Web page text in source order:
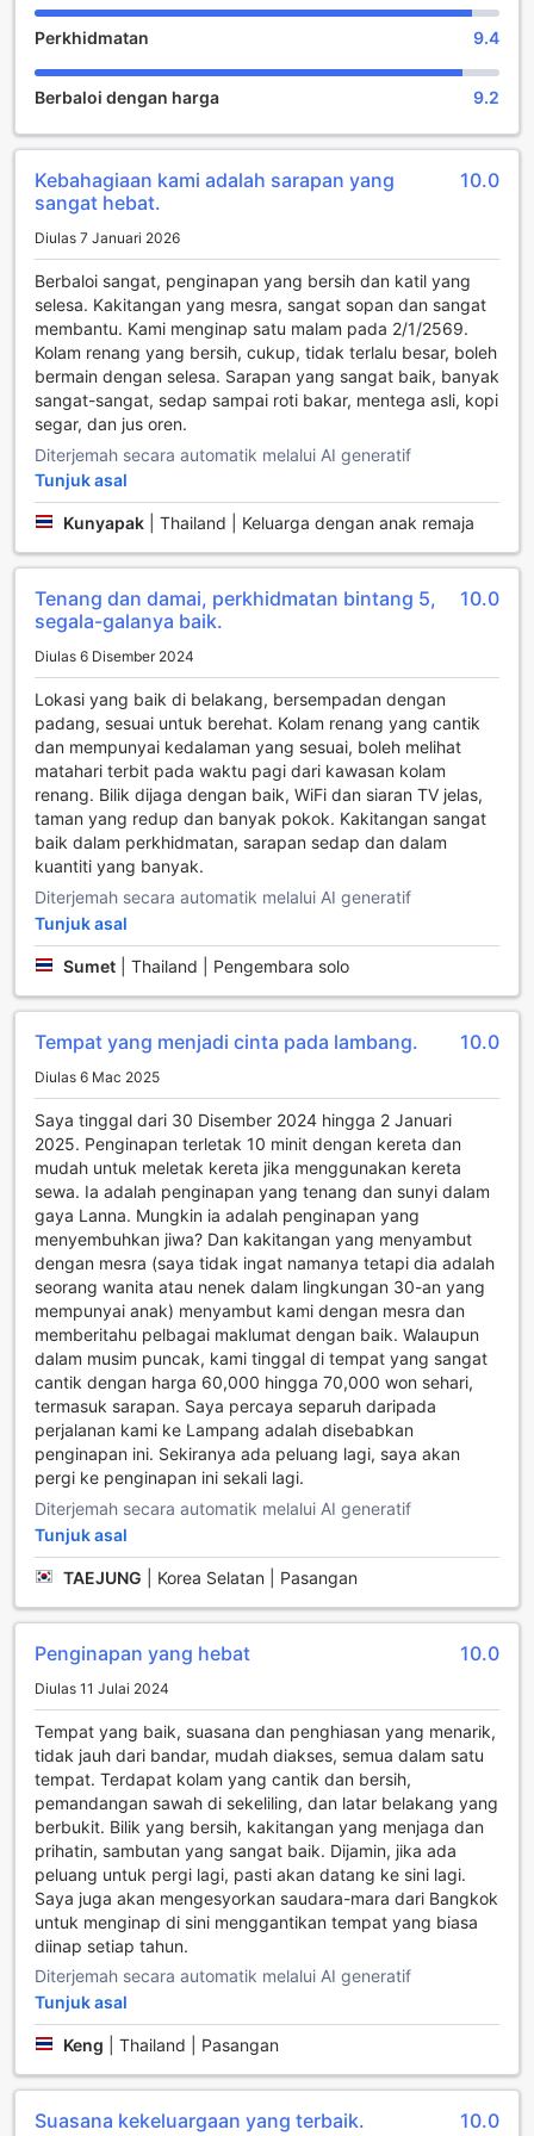
Baan Suchadaa Lampang Resort menawarkan pelbagai
kemudahan hiburan yang direka untuk memastikan setiap
pengunjung menikmati pengalaman yang tidak terlupakan.
Salah satu tarikan utama resort ini adalah bar yang
kreatif. Di sini, anda boleh bersantai sambil menikmati
suasana yang tenang dan beramah mesra dengan
pengunjung lain. Bar ini merupakan tempat yang ideal
untuk memulakan malam anda sebelum meneruskan
dengan aktiviti lain di sekitar resort.
Selain itu, resort ini juga dilengkapi dengan salon yang
menawarkan pelbagai perkhidmatan kecantikan untuk
membantu anda merasa segar dan berseri. Anda boleh
mendapatkan rawatan yang menenangkan setelah
seharian menjelajahi keindahan Lampang. Untuk mereka
yang ingin bersantai, ruang lounge bersama dan kawasan
TV menyediakan tempat yang selesa untuk berkumpul dan
menikmati filem atau rancangan kegemaran. Dengan
taman yang indah mengelilingi kawasan ini, anda boleh
menikmati suasana alam sambil bersantai di luar. Semua
kemudahan ini menjadikan Baan Suchadaa Lampang
Resort pilihan tepat bagi mereka yang mencari
pengalaman penginapan yang penuh dengan hiburan dan
Kemudahan Sukan di Baan Suchadaa Lampang Resort
sukan yang memukau dengan kemudahan luar biasa yang
pasti akan memikat hati para pengunjung. Salah satu
tarikan utama resort ini adalah kolam renang luar yang luas,
di mana tetamu boleh menikmati waktu bersantai sambil
merasai kesegaran air. Kolam renang ini dikelilingi oleh
pemandangan yang menenangkan, menjadikannya tempat
yang sempurna untuk beristirahat selepas seharian
menerokai keindahan Lampang.
Di samping itu, terdapat bar tepi kolam yang menawarkan
pelbagai minuman segar dan koktel yang menyegarkan.
Para tetamu boleh menikmati hidangan ringan sambil
bersantai di tepi kolam, mencipta suasana yang ideal untuk
bersosial atau hanya menikmati waktu sendiri. Dengan
kemudahan ini, Baan Suchadaa Lampang Resort bukan
tetapi juga pengalaman sukan dan rekreasi yang tidak
dapat dilupakan.
Kemudahan Praktikal di Baan Suchadaa Lampang Resort
Baan Suchadaa Lampang Resort menawarkan pelbagai
kemudahan praktikal yang direka untuk memastikan
penginapan anda selesa dan tanpa sebarang kesulitan.
Salah satu kemudahan utama ialah perkhidmatan dobi
yang membolehkan anda menghantar pakaian anda untuk
dicuci dan diseterika, menjadikan perjalanan anda lebih
mudah tanpa perlu risau tentang urusan mencuci. Selain
itu, resort ini menyediakan Wi-Fi percuma di semua bilik
dan kawasan umum, memastikan anda sentiasa terhubung
dengan keluarga dan rakan-rakan, serta membolehkan
anda merancang aktiviti harian dengan mudah.
Baan Suchadaa juga memahami keperluan pengunjung
yang membawa banyak barang, oleh itu, mereka
menyediakan kemudahan penyimpanan bagasi yang
selamat untuk memudahkan anda menjelajahi kawasan
sekitar tanpa beban. Dengan perkhidmatan pembersihan
harian, anda tidak perlu risau tentang kebersihan bilik
anda, kerana kakitangan yang mesra dan profesional
dalam keadaan terbaik. Semua kemudahan ini menjadikan
Baan Suchadaa Lampang Resort pilihan ideal untuk
semasa bercuti.
Kemudahan Pengangkutan di Baan Suchadaa Lampang
Resort
Baan Suchadaa Lampang Resort menawarkan kemudahan
pengangkutan yang sangat baik untuk memastikan
pengalaman penginapan anda lebih lancar dan selesa.
Salah satu kemudahan utama yang disediakan adalah
perkhidmatan pemindahan lapangan terbang, yang
membolehkan anda tiba dan pergi dari resort ini tanpa
sebarang kesulitan. Dengan hanya membuat tempahan
awal, anda akan dijemput dengan mesra dari lapangan
terbang dan dibawa terus ke penginapan anda,
menjadikan perjalanan anda lebih tenang.
Selain itu, resort ini juga menyediakan kawasan parkir
percuma untuk tetamu yang memandu sendiri. Anda tidak
kerana ruang parkir yang luas dan selamat disediakan. Jika
Perkhidmatan 9.4
Berbaloi dengan harga 9.2
Kebahagiaan kami adalah sarapan yang
sangat hebat.
10.0
Diulas 7 Januari 2026
Berbaloi sangat, penginapan yang bersih dan katil yang
selesa. Kakitangan yang mesra, sangat sopan dan sangat
membantu. Kami menginap satu malam pada 2/1/2569.
Kolam renang yang bersih, cukup, tidak terlalu besar, boleh
bermain dengan selesa. Sarapan yang sangat baik, banyak
sangat-sangat, sedap sampai roti bakar, mentega asli, kopi
segar, dan jus oren.
Diterjemah secara automatik melalui AI generatif
Tunjuk asal
Kunyapak Thailand | Keluarga dengan anak remaja
Tenang dan damai, perkhidmatan bintang 5,
segala-galanya baik.
10.0
Diulas 6 Disember 2024
Lokasi yang baik di belakang, bersempadan dengan
padang, sesuai untuk berehat. Kolam renang yang cantik
dan mempunyai kedalaman yang sesuai, boleh melihat
matahari terbit pada waktu pagi dari kawasan kolam
renang. Bilik dijaga dengan baik, WiFi dan siaran TV jelas,
taman yang redup dan banyak pokok. Kakitangan sangat
baik dalam perkhidmatan, sarapan sedap dan dalam
kuantiti yang banyak.
Diterjemah secara automatik melalui AI generatif
Tunjuk asal
Sumet Thailand | Pengembara solo
Tempat yang menjadi cinta pada lambang. 10.0
Diulas 6 Mac 2025
Saya tinggal dari 30 Disember 2024 hingga 2 Januari
2025. Penginapan terletak 10 minit dengan kereta dan
mudah untuk meletak kereta jika menggunakan kereta
sewa. Ia adalah penginapan yang tenang dan sunyi dalam
gaya Lanna. Mungkin ia adalah penginapan yang
menyembuhkan jiwa? Dan kakitangan yang menyambut
dengan mesra (saya tidak ingat namanya tetapi dia adalah
seorang wanita atau nenek dalam lingkungan 30-an yang
mempunyai anak) menyambut kami dengan mesra dan
memberitahu pelbagai maklumat dengan baik. Walaupun
dalam musim puncak, kami tinggal di tempat yang sangat
cantik dengan harga 60,000 hingga 70,000 won sehari,
termasuk sarapan. Saya percaya separuh daripada
perjalanan kami ke Lampang adalah disebabkan
penginapan ini. Sekiranya ada peluang lagi, saya akan
pergi ke penginapan ini sekali lagi.
Diterjemah secara automatik melalui AI generatif
Tunjuk asal
TAEJUNG Korea Selatan | Pasangan
Penginapan yang hebat 10.0
Diulas 11 Julai 2024
Tempat yang baik, suasana dan penghiasan yang menarik,
tidak jauh dari bandar, mudah diakses, semua dalam satu
tempat. Terdapat kolam yang cantik dan bersih,
pemandangan sawah di sekeliling, dan latar belakang yang
berbukit. Bilik yang bersih, kakitangan yang menjaga dan
prihatin, sambutan yang sangat baik. Dijamin, jika ada
peluang untuk pergi lagi, pasti akan datang ke sini lagi.
Saya juga akan mengesyorkan saudara-mara dari Bangkok
untuk menginap di sini menggantikan tempat yang biasa
diinap setiap tahun.
Diterjemah secara automatik melalui AI generatif
Tunjuk asal
Keng Thailand | Pasangan
Suasana kekeluargaan yang terbaik. 10.0